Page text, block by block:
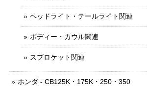
ヘッドライト・テールライト関連
ボディー・カウル関連
スプロケット関連
ホンダ - CB125K・175K・250・350